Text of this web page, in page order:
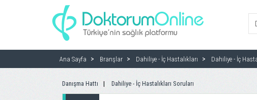
Ana Sayfa Branşlar Dahiliye - İç Hastalıkları Dahiliye - İç
Danışma Hattı Dahiliye - İç Hastalıkları Soruları